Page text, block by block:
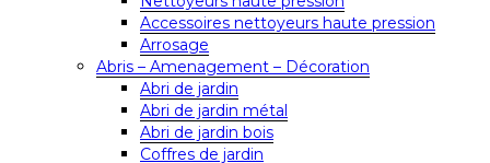
Accessoires nettoyeurs haute pression
Arrosage
Abris – Amenagement – Décoration
Abri de jardin
Abri de jardin métal
Abri de jardin bois
Coffres de jardin